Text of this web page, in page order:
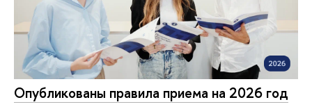
Опубликованы правила приема на 2026 год